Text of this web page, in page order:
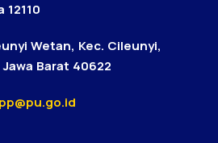
12110
Wetan, Kec. Cileunyi,
Barat 40622